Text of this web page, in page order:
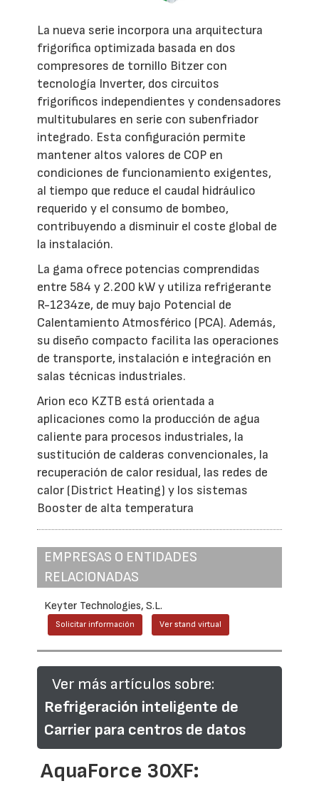
La nueva serie incorpora una arquitectura
frigorífica optimizada basada en dos
compresores de tornillo Bitzer con
tecnología Inverter, dos circuitos
frigoríficos independientes y condensadores
multitubulares en serie con subenfriador
integrado. Esta configuración permite
mantener altos valores de COP en
condiciones de funcionamiento exigentes,
al tiempo que reduce el caudal hidráulico
requerido y el consumo de bombeo,
contribuyendo a disminuir el coste global de
la instalación.
La gama ofrece potencias comprendidas
entre 584 y 2.200 kW y utiliza refrigerante
R-1234ze, de muy bajo Potencial de
Calentamiento Atmosférico (PCA). Además,
su diseño compacto facilita las operaciones
de transporte, instalación e integración en
salas técnicas industriales.
Arion eco KZTB está orientada a
aplicaciones como la producción de agua
caliente para procesos industriales, la
sustitución de calderas convencionales, la
recuperación de calor residual, las redes de
calor (District Heating) y los sistemas
Booster de alta temperatura
EMPRESAS O ENTIDADES
RELACIONADAS
Keyter Technologies, S.L.
Solicitar información Ver stand virtual
Ver más artículos sobre:
Refrigeración inteligente de
Carrier para centros de datos
AquaForce 30XF: